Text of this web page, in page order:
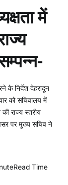
में
के निर्देश देहरादून
को सचिवालय में
राज्य स्तरीय
पर मुख्य सचिव ने
Read Time